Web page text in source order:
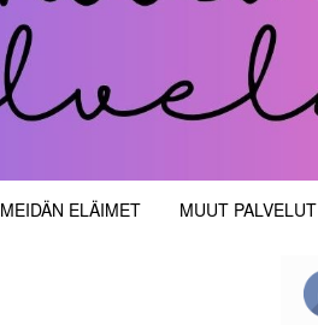
MEIDÄN ELÄIMET MUUT PALVELUT